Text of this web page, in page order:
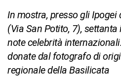
In mostra, presso gli Ipogei
(Via San Potito, 7),
note celebrità
donate dal fotografo di
regionale della Basilicata